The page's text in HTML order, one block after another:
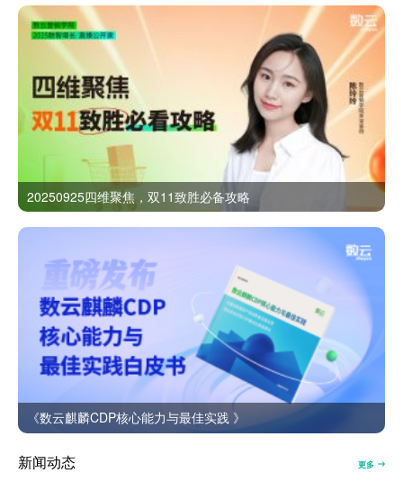
20250925四维聚焦，双11致胜必备攻略
《数云麒麟CDP核心能力与最佳实践 》
新闻动态 更多